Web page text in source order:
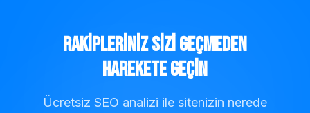
Rakipleriniz Sizi Geçmeden
Harekete Geçin
Ücretsiz SEO analizi ile sitenizin nerede